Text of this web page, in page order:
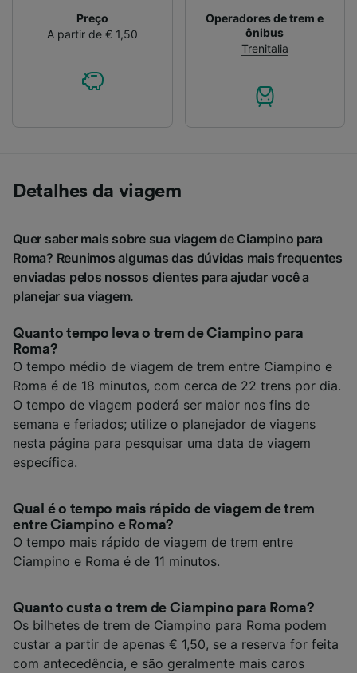
Preço
A partir de € 1,50
Operadores de trem e
ônibus
Trenitalia
Detalhes da viagem
Quer saber mais sobre sua viagem de Ciampino para
Roma? Reunimos algumas das dúvidas mais frequentes
enviadas pelos nossos clientes para ajudar você a
planejar sua viagem.
Quanto tempo leva o trem de Ciampino para
Roma?
O tempo médio de viagem de trem entre Ciampino e
Roma é de 18 minutos, com cerca de 22 trens por dia.
O tempo de viagem poderá ser maior nos fins de
semana e feriados; utilize o planejador de viagens
nesta página para pesquisar uma data de viagem
específica.
Qual é o tempo mais rápido de viagem de trem
entre Ciampino e Roma?
O tempo mais rápido de viagem de trem entre
Ciampino e Roma é de 11 minutos.
Quanto custa o trem de Ciampino para Roma?
Os bilhetes de trem de Ciampino para Roma podem
custar a partir de apenas € 1,50, se a reserva for feita
com antecedência, e são geralmente mais caros